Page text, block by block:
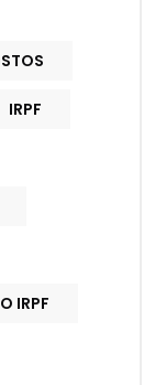
IRPF
IRPF